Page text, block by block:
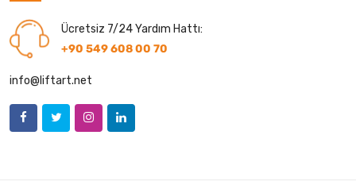
Ücretsiz 7/24 Yardım Hattı:
+90 549 608 00 70
info@liftart.net